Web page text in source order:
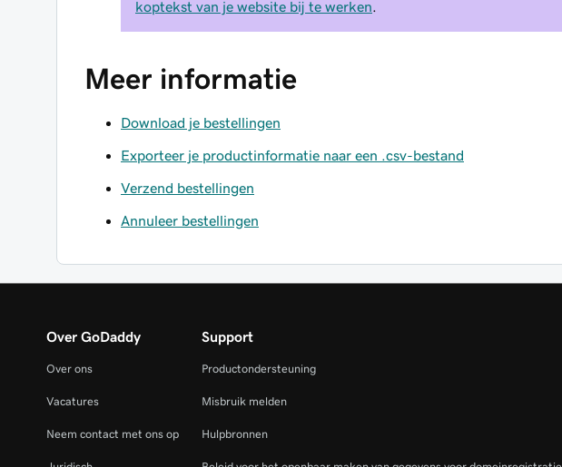
koptekst van je website bij te werken
Meer informatie
Download je bestellingen
Exporteer je productinformatie naar een .csv-bestand
Verzend bestellingen
Annuleer bestellingen
Over GoDaddy
Over ons
Vacatures
Neem contact met ons op
Support
Productondersteuning
Misbruik melden
Hulpbronnen